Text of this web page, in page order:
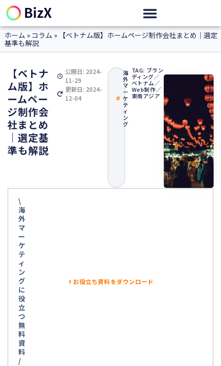
ホーム » コラム » 【ベトナム版】ホームページ制作会社まとめ｜選定
基準も解説
【ベトナ
ム版】ホ
ームペー
ジ制作会
社まとめ
｜選定基
準も解説
公開日: 2024-
11-29
更新日: 2024-
12-04
海
外
マ
ー
ケ
テ
ィ
ン
グ
TAG: ブラン
ディング／
ベトナム ／
Web制作／
東南アジア
\
海
外
マ
ー
ケ
テ
ィ
ン
グ
に
役
立
つ
無
料
資
料
/
お役立ち資料をダウンロード